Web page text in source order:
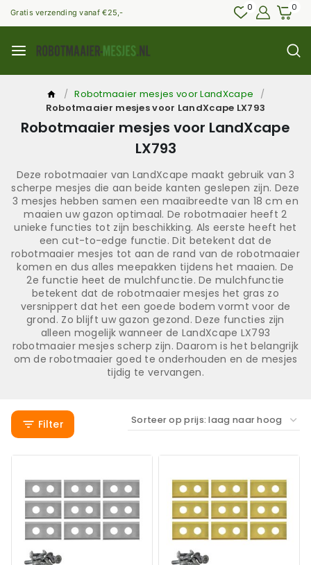
Gratis verzending vanaf €25,- 0 0
/ Robotmaaier mesjes voor LandXcape
/
Robotmaaier mesjes voor LandXcape LX793
Robotmaaier mesjes voor LandXcape
LX793
Deze robotmaaier van LandXcape maakt gebruik van 3
scherpe mesjes die aan beide kanten geslepen zijn. Deze
3 mesjes hebben samen een maaibreedte van 18 cm en
maaien uw gazon optimaal. De robotmaaier heeft 2
unieke functies tot zijn beschikking. Als eerste heeft het
een cut-to-edge functie. Dit betekent dat de
robotmaaier mesjes tot aan de rand van de robotmaaier
komen en dus alles meepakken tijdens het maaien. De
2e functie heet de mulchfunctie. De mulchfunctie
betekent dat de robotmaaier mesjes het gras zo
versnippert dat het een goede bodem vormt voor de
grond. Zo blijft uw gazon gezond. Deze functies zijn
alleen mogelijk wanneer de LandXcape LX793
robotmaaier mesjes scherp zijn. Daarom is het belangrijk
om de robotmaaier goed te onderhouden en de mesjes
tijdig te vervangen.
Filter